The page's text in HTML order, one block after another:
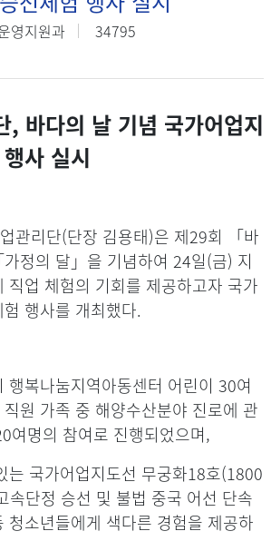
영지원과 34795
, 바다의 날 기념 국가어업지
사 실시
관리단(단장 김용태)은 제29회 「바
정의 달」을 기념하여 24일(금) 지
직업 체험의 기회를 제공하고자 국가
행사를 개최했다.
행복나눔지역아동센터 어린이 30여
원 가족 중 해양수산분야 진로에 관
여명의 참여로 진행되었으며,
는 국가어업지도선 무궁화18호(1800
속단정 승선 및 불법 중국 어선 단속
청소년들에게 색다른 경험을 제공하